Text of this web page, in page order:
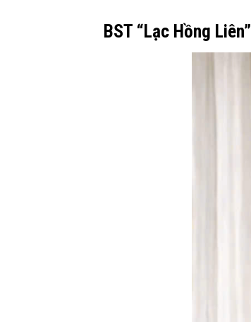
BST “Lạc Hồng Liên”